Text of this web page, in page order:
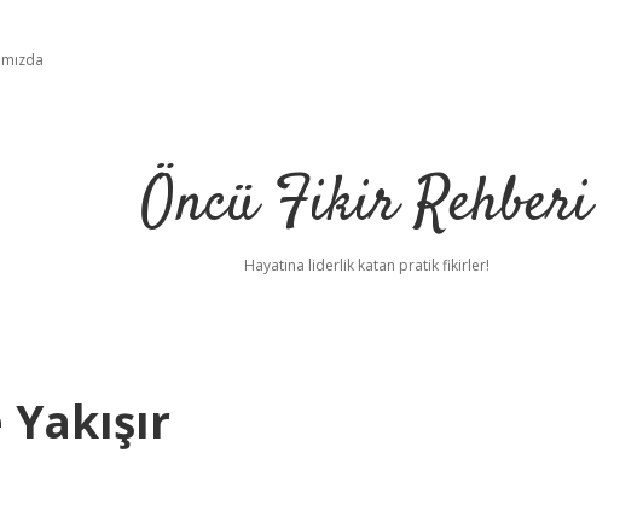
Öncü Fikir Rehberi
Hayatına liderlik katan pratik fikirler!